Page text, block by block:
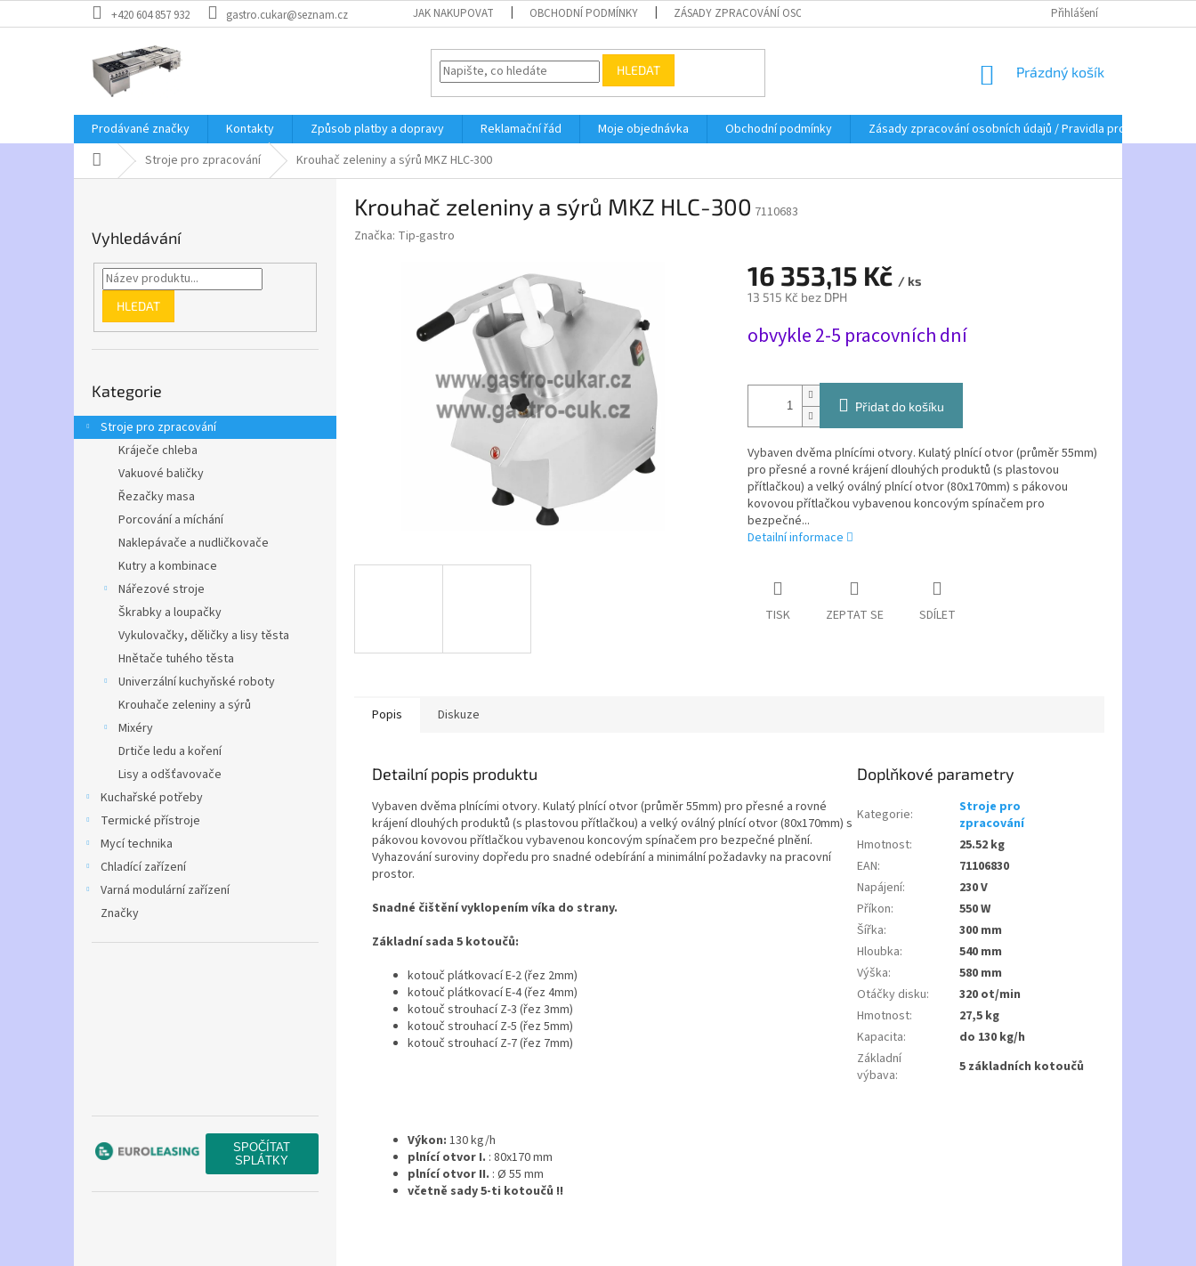
na
+420 604 857 932 gastro.cukar@seznam.cz JAK NAKUPOVAT OBCHODNÍ PODMÍNKY ZÁSADY ZPRACOVÁNÍ OSOBNÍCH ÚDAJŮ / PRAVIDLA PRO ZASÍLÁNÍ OBCHODNÍCH SDĚLENÍ
Přihlášení
HLEDAT
NÁKUPNÍ
Prázdný košík
Prodávané značky Kontakty Způsob platby a dopravy Reklamační řád Moje objednávka Obchodní podmínky
Zásady zpracování osobních údajů / Pravidla pro zasílání
Domů Stroje pro zpracování Krouhač zeleniny a sýrů MKZ HLC-300
e
l
Vyhledávání
HLEDAT
kategorie
Kategorie
Stroje pro zpracování
Kráječe chleba
Vakuové baličky
Řezačky masa
Porcování a míchání
Naklepávače a nudličkovače
Kutry a kombinace
Nářezové stroje
Škrabky a loupačky
Vykulovačky, děličky a lisy těsta
Hnětače tuhého těsta
Univerzální kuchyňské roboty
Krouhače zeleniny a sýrů
Mixéry
Drtiče ledu a koření
Lisy a odšťavovače
Kuchařské potřeby
Termické přístroje
Mycí technika
Chladící zařízení
Varná modulární zařízení
Značky
Krouhač zeleniny a sýrů MKZ HLC-300 7110683
Značka: Tip-gastro
16 353,15 Kč / ks
13 515 Kč bez DPH
cena:
obvykle 2-5 pracovních dní
Přidat do košíku
Vybaven dvěma plnícími otvory. Kulatý plnící otvor (průměr 55mm)
pro přesné a rovné krájení dlouhých produktů (s plastovou
přítlačkou) a velký oválný plnící otvor (80x170mm) s pákovou
kovovou přítlačkou vybavenou koncovým spínačem pro
bezpečné...
Detailní informace
TISK ZEPTAT SE SDÍLET
Popis Diskuze
Detailní popis produktu
Vybaven dvěma plnícími otvory. Kulatý plnící otvor (průměr 55mm) pro přesné a rovné
krájení dlouhých produktů (s plastovou přítlačkou) a velký oválný plnící otvor (80x170mm) s
pákovou kovovou přítlačkou vybavenou koncovým spínačem pro bezpečné plnění.
Vyhazování suroviny dopředu pro snadné odebírání a minimální požadavky na pracovní
prostor.
Snadné čištění vyklopením víka do strany.
Základní sada 5 kotoučů:
kotouč plátkovací E-2 (řez 2mm)
kotouč plátkovací E-4 (řez 4mm)
kotouč strouhací Z-3 (řez 3mm)
kotouč strouhací Z-5 (řez 5mm)
kotouč strouhací Z-7 (řez 7mm)
Výkon: 130 kg/h
plnící otvor I. : 80x170 mm
plnící otvor II. : Ø 55 mm
včetně sady 5-ti kotoučů !!
Doplňkové parametry
Kategorie:
Stroje pro
zpracování
Hmotnost:
25.52 kg
EAN:
71106830
Napájení:
230 V
Příkon:
550 W
Šířka:
300 mm
Hloubka:
540 mm
Výška:
580 mm
Otáčky disku:
320 ot/min
Hmotnost:
27,5 kg
Kapacita:
do 130 kg/h
Základní
výbava: 5 základních kotoučů